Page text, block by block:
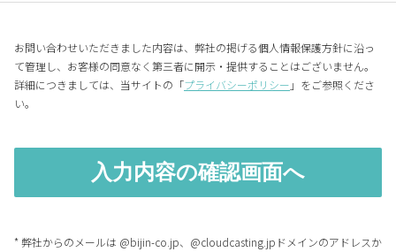
お問い合わせいただきました内容は、弊社の掲げる個人情報保護方針に沿っ
て管理し、お客様の同意なく第三者に開示・提供することはございません。
詳細につきましては、当サイトの「プライバシーポリシー 」をご参照くださ
い。
* 弊社からのメールは @bijin-co.jp、@cloudcasting.jpドメインのアドレスか